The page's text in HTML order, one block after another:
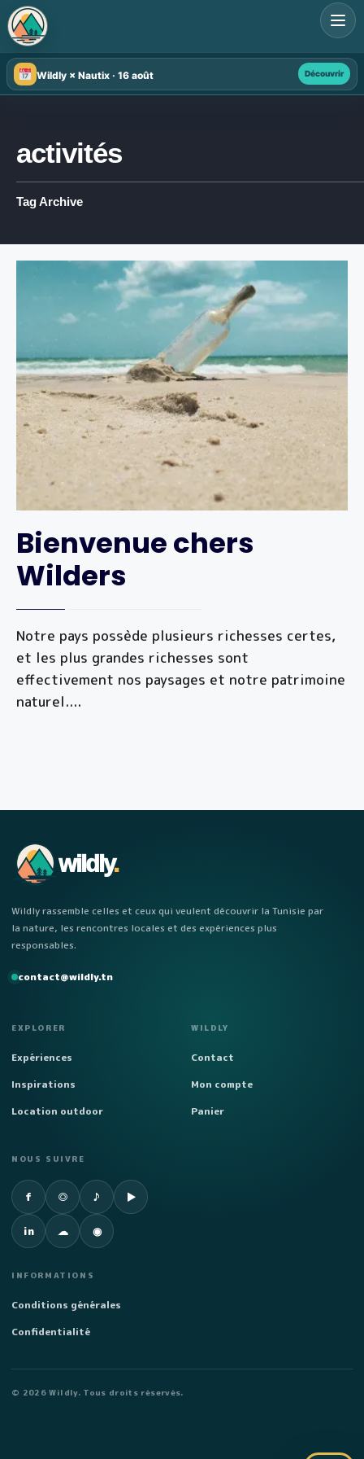
Wildly × Nautix · 16 août Découvrir
activités
Tag Archive
Bienvenue chers
Wilders
Notre pays possède plusieurs richesses certes,
et les plus grandes richesses sont
effectivement nos paysages et notre patrimoine
naturel....
Search
for:
wildly.
Wildly rassemble celles et ceux qui veulent découvrir la Tunisie par
la nature, les rencontres locales et des expériences plus
responsables.
contact@wildly.tn
EXPLORER
Expériences
Inspirations
Location outdoor
WILDLY
Contact
Mon compte
Panier
NOUS SUIVRE
f
Facebook◎
Instagram♪
TikTok ▶
YouTube
in
LinkedIn ☁
SoundCloud
◉
Spotify
INFORMATIONS
Conditions générales
Confidentialité
© 2026 Wildly. Tous droits réservés.